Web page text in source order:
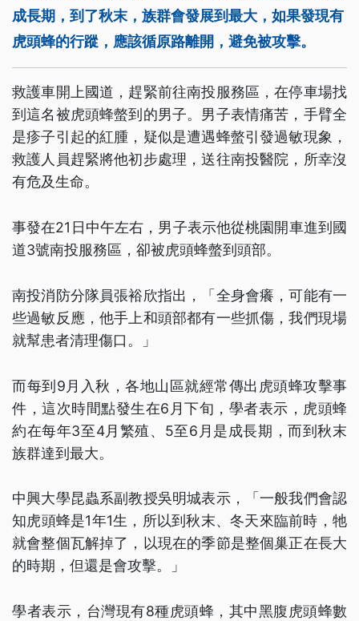
成長期，到了秋末，族群會發展到最大，如果發現有
虎頭蜂的行蹤，應該循原路離開，避免被攻擊。
救護車開上國道，趕緊前往南投服務區，在停車場找
到這名被虎頭蜂螫到的男子。男子表情痛苦，手臂全
是疹子引起的紅腫，疑似是遭遇蜂螫引發過敏現象，
救護人員趕緊將他初步處理，送往南投醫院，所幸沒
有危及生命。
事發在21日中午左右，男子表示他從桃園開車進到國
道3號南投服務區，卻被虎頭蜂螫到頭部。
南投消防分隊員張裕欣指出，「全身會癢，可能有一
些過敏反應，他手上和頭部都有一些抓傷，我們現場
就幫患者清理傷口。」
而每到9月入秋，各地山區就經常傳出虎頭蜂攻擊事
件，這次時間點發生在6月下旬，學者表示，虎頭蜂
約在每年3至4月繁殖、5至6月是成長期，而到秋末
族群達到最大。
中興大學昆蟲系副教授吳明城表示，「一般我們會認
知虎頭蜂是1年1生，所以到秋末、冬天來臨前時，牠
就會整個瓦解掉了，以現在的季節是整個巢正在長大
的時期，但還是會攻擊。」
學者表示，台灣現有8種虎頭蜂，其中黑腹虎頭蜂數